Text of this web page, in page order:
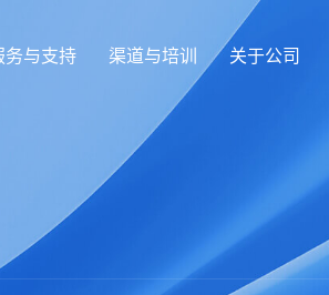
务与支持 渠道与培训 关于公司